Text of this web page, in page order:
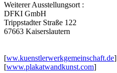
Weiterer Ausstellungsort :
DFKI GmbH
Trippstadter Straße 122
67663 Kaiserslautern
[ww.kuenstlerwerkgemeinschaft.de]
[www.plakatwandkunst.com]